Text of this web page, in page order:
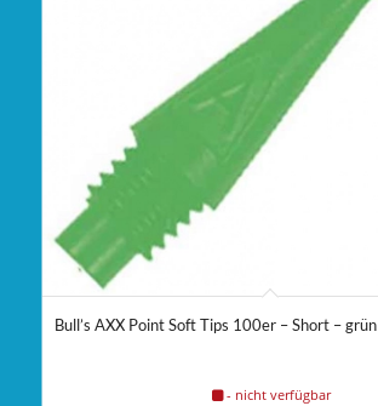
Bull’s AXX Point Soft Tips 100er – Short – grün
- nicht verfügbar